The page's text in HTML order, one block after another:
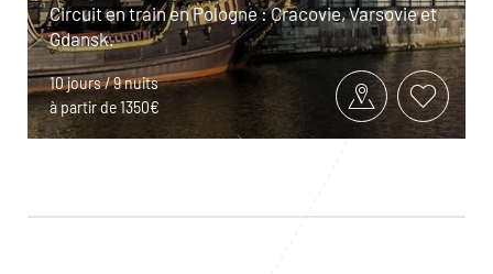
Circuit en train en Pologne : Cracovie, Varsovie et
Gdansk.
10 jours / 9 nuits
à partir de 1350€